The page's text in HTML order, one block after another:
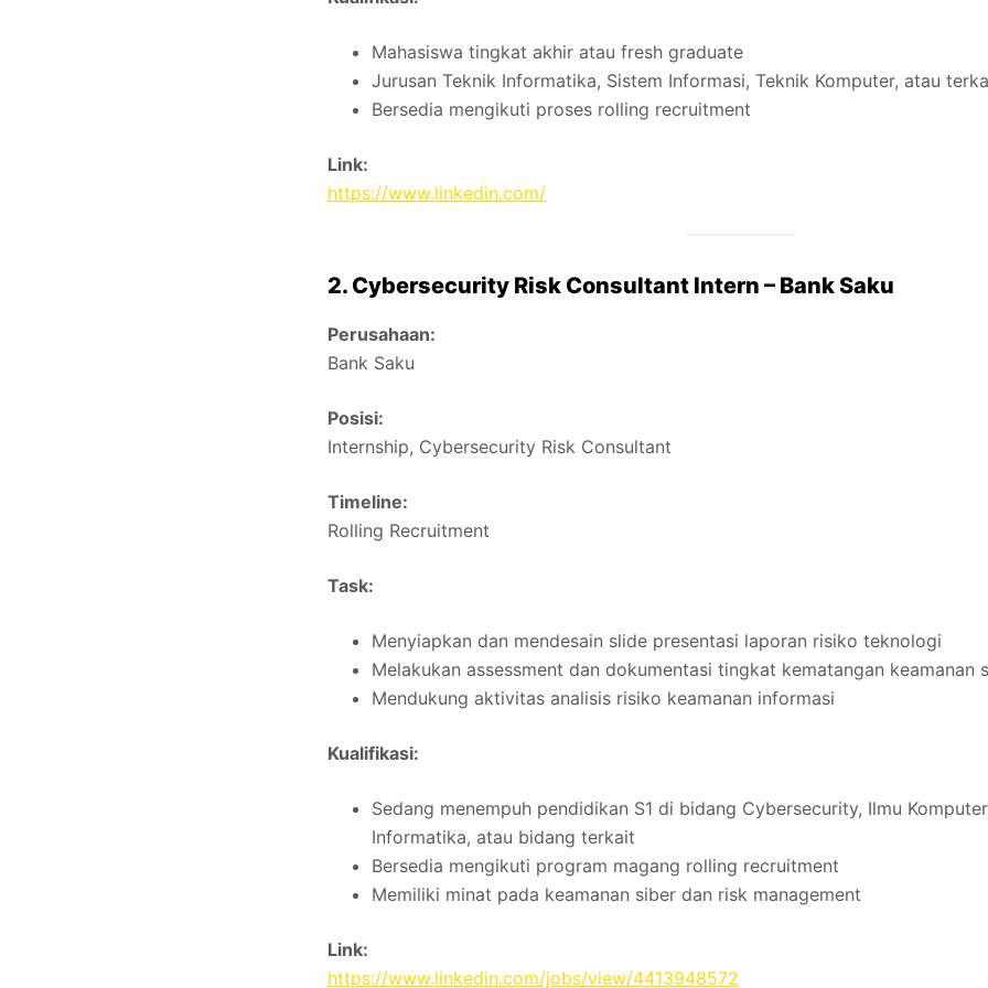
Mahasiswa tingkat akhir atau fresh graduate
Jurusan Teknik Informatika, Sistem Informasi, Teknik Komputer, atau
Bersedia mengikuti proses rolling recruitment
Link:
https://www.linkedin.com/
2. Cybersecurity Risk Consultant Intern – Bank Saku
Perusahaan:
Bank Saku
Posisi:
Internship, Cybersecurity Risk Consultant
Timeline:
Rolling Recruitment
Task:
Menyiapkan dan mendesain slide presentasi laporan risiko teknologi
Melakukan assessment dan dokumentasi tingkat kematangan keamanan
Mendukung aktivitas analisis risiko keamanan informasi
Kualifikasi:
Sedang menempuh pendidikan S1 di bidang Cybersecurity, Ilmu
Informatika, atau bidang terkait
Bersedia mengikuti program magang rolling recruitment
Memiliki minat pada keamanan siber dan risk management
Link:
https://www.linkedin.com/jobs/view/4413948572